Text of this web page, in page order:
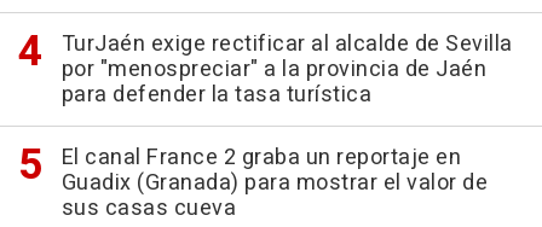
TurJaén exige rectificar al alcalde de Sevilla
por "menospreciar" a la provincia de Jaén
para defender la tasa turística
El canal France 2 graba un reportaje en
Guadix (Granada) para mostrar el valor de
sus casas cueva